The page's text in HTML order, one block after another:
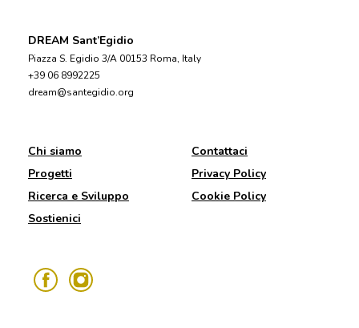
DREAM Sant’Egidio
Piazza S. Egidio 3/A 00153 Roma, Italy
+39 06 8992225
dream@santegidio.org
Chi siamo
Progetti
Ricerca e Sviluppo
Sostienici
Contattaci
Privacy Policy
Cookie Policy